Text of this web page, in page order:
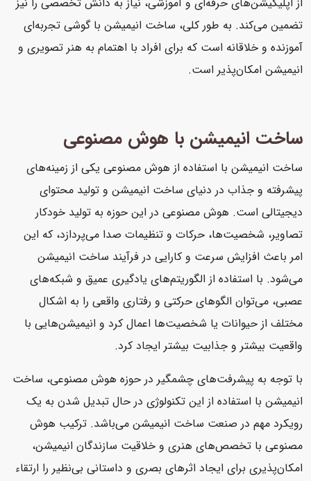
تضمین می‌کند. به طور کلی، ساخت انیمیشن با گوشی تجربه‌ای
آموزنده و خلاقانه است که برای افراد با اهتمام به هنر تصویری و
انیمیشن امکان‌پذیر است.
ساخت انیمیشن با هوش مصنوعی
ساخت انیمیشن با استفاده از هوش مصنوعی یکی از زمینه‌های
پیشرفته و جذاب در دنیای ساخت انیمیشن و تولید محتوای
دیجیتالی است. هوش مصنوعی در این حوزه به تولید خودکار
تصاویر، شخصیت‌ها، حرکات و تنظیمات صدا می‌پردازد، که این
امر باعث افزایش سرعت و کارایی در فرآیند ساخت انیمیشن
می‌شود. با استفاده از الگوریتم‌های یادگیری عمیق و شبکه‌های
عصبی، می‌توان الگوهای حرکتی و رفتاری واقعی را به اشکال
مختلف از حیوانات یا شخصیت‌ها اعمال کرد و انیمیشن‌هایی با
واقعیت بیشتر و جذابیت بیشتر ایجاد کرد.
با توجه به پیشرفت‌های چشمگیر در حوزه هوش مصنوعی، ساخت
انیمیشن با استفاده از این تکنولوژی در حال تبدیل شدن به یک
رویکرد مهم در صنعت ساخت انیمیشن می‌باشد. ترکیب هوش
مصنوعی با تخصص‌های هنری و خلاقیت سازندگان انیمیشن،
امکان‌پذیری برای ایجاد اثرهای بصری و داستانی بی‌نظیر را ارتقاء